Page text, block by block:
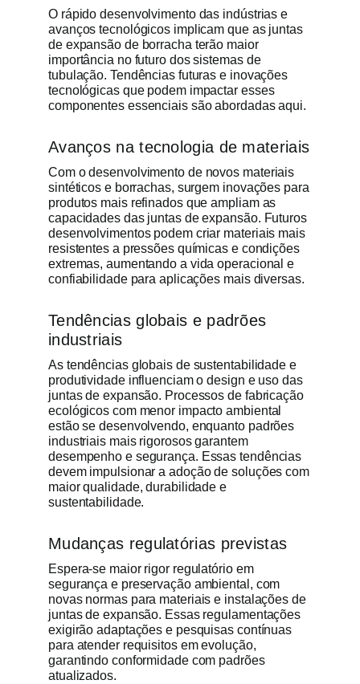
O rápido desenvolvimento das indústrias e
avanços tecnológicos implicam que as juntas
de expansão de borracha terão maior
importância no futuro dos sistemas de
tubulação. Tendências futuras e inovações
tecnológicas que podem impactar esses
componentes essenciais são abordadas aqui.
Avanços na tecnologia de materiais
Com o desenvolvimento de novos materiais
sintéticos e borrachas, surgem inovações para
produtos mais refinados que ampliam as
capacidades das juntas de expansão. Futuros
desenvolvimentos podem criar materiais mais
resistentes a pressões químicas e condições
extremas, aumentando a vida operacional e
confiabilidade para aplicações mais diversas.
Tendências globais e padrões
industriais
As tendências globais de sustentabilidade e
produtividade influenciam o design e uso das
juntas de expansão. Processos de fabricação
ecológicos com menor impacto ambiental
estão se desenvolvendo, enquanto padrões
industriais mais rigorosos garantem
desempenho e segurança. Essas tendências
devem impulsionar a adoção de soluções com
maior qualidade, durabilidade e
sustentabilidade.
Mudanças regulatórias previstas
Espera-se maior rigor regulatório em
segurança e preservação ambiental, com
novas normas para materiais e instalações de
juntas de expansão. Essas regulamentações
exigirão adaptações e pesquisas contínuas
para atender requisitos em evolução,
garantindo conformidade com padrões
atualizados.